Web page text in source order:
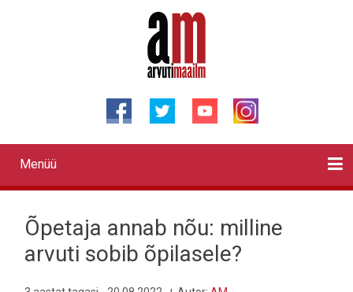
Primary
links
Menüü
Õpetaja annab nõu: milline
arvuti sobib õpilasele?